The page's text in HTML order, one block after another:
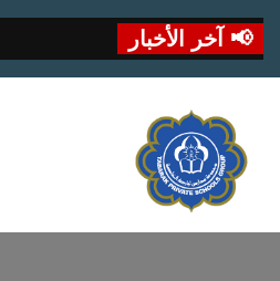
📢 آخر الأخبار